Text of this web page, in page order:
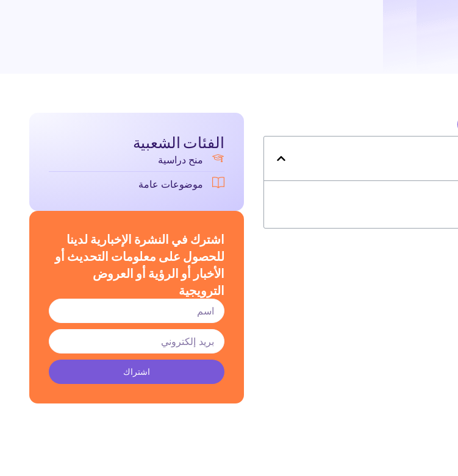
الفئات الشعبية
منح دراسية
موضوعات عامة
اشترك في النشرة الإخبارية لدينا
للحصول على معلومات التحديث أو
الأخبار أو الرؤية أو العروض
الترويجية
اشتراك